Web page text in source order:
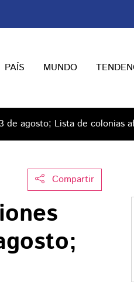
PAÍS MUNDO
de agosto; Lista de colonias
Compartir